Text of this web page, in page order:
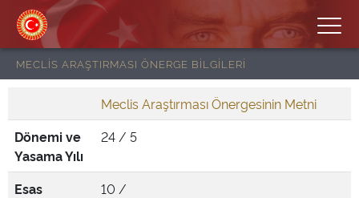
MECLİS ARAŞTIRMASI ÖNERGE BİLGİLERİ
Meclis Araştırması Önergesinin Metni
Dönemi ve
Yasama Yılı
24 / 5
Esas
10 /